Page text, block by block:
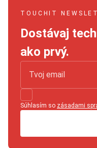
TOUCHIT
Dostávaj
ako prvý.
Súhlasím so zásadami